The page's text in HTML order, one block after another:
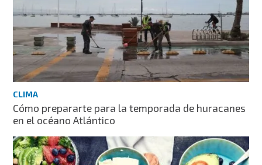
CLIMA
Cómo prepararte para la temporada de huracanes
en el océano Atlántico